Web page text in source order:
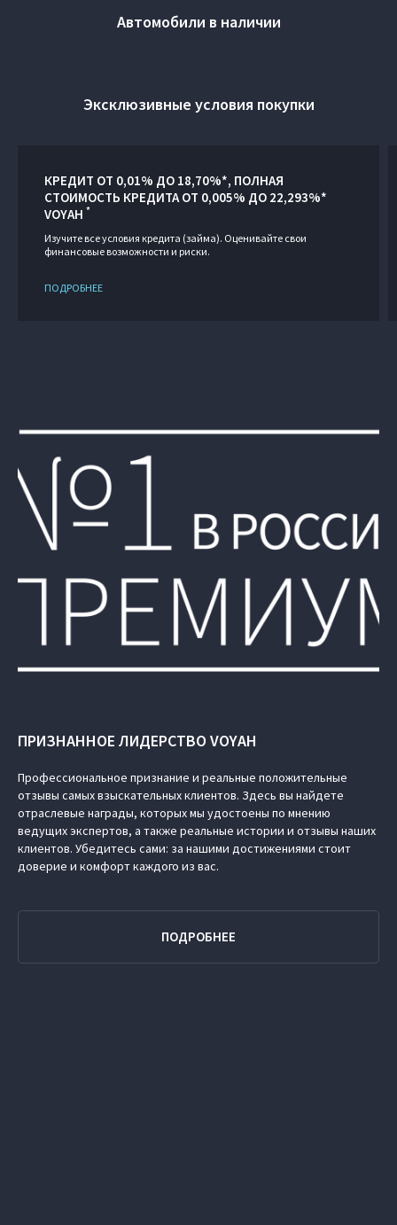
Автомобили в наличии
Эксклюзивные условия покупки
КРЕДИТ ОТ 0,01% ДО 18,70%*, ПОЛНАЯ
СТОИМОСТЬ КРЕДИТА ОТ 0,005% ДО 22,293%*
VOYAH *
Изучите все условия кредита (займа). Оценивайте свои
финансовые возможности и риски.
ПОДРОБНЕЕ
ПРИЗНАННОЕ ЛИДЕРСТВО VOYAH
Профессиональное признание и реальные положительные
отзывы самых взыскательных клиентов. Здесь вы найдете
отраслевые награды, которых мы удостоены по мнению
ведущих экспертов, а также реальные истории и отзывы наших
клиентов. Убедитесь сами: за нашими достижениями стоит
доверие и комфорт каждого из вас.
ПОДРОБНЕЕ